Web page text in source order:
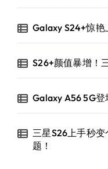
Galaxy S24+惊艳
S26+颜值暴增！
Galaxy A56 5G登
三星S26上手秒
题！